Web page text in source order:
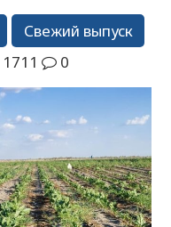
Свежий выпуск
1711 0